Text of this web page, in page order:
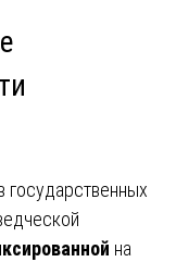
государственных
на